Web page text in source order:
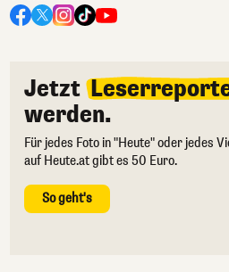
Jetzt
werden.
Für jedes Foto in "Heute" oder jedes
auf Heute.at gibt es 50 Euro.
So geht's